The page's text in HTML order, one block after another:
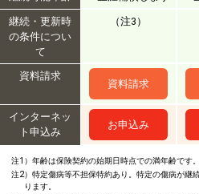
継続・更新時
の条件につい
て
（注3）
資料請求
資料請求
インターネッ
ト申込み
お申込み
注1）年齢は保険契約の始期日時点での満年齢です。
注2）特定傷病等不担保特約あり。特定の傷病が継
ります。